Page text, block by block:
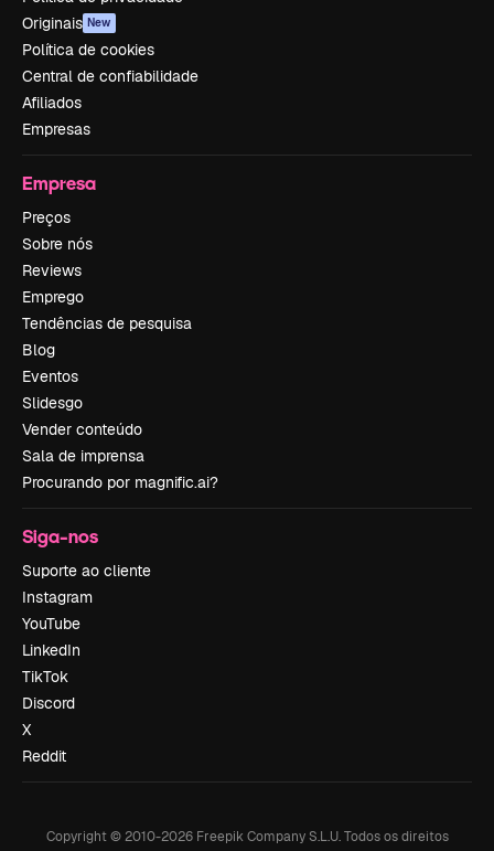
Originais New
Política de cookies
Central de confiabilidade
Afiliados
Empresas
Empresa
Preços
Sobre nós
Reviews
Emprego
Tendências de pesquisa
Blog
Eventos
Slidesgo
Vender conteúdo
Sala de imprensa
Procurando por magnific.ai?
Siga-nos
Suporte ao cliente
Instagram
YouTube
LinkedIn
TikTok
Discord
X
Reddit
Copyright © 2010-2026Freepik Company S.L.U. Todos os direitos